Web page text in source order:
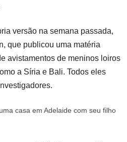
versão na semana passada,
que publicou uma matéria
avistamentos de meninos loiros
a Síria e Bali. Todos eles